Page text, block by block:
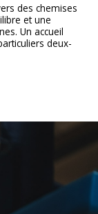
des chemises
et une
Un accueil
deux-